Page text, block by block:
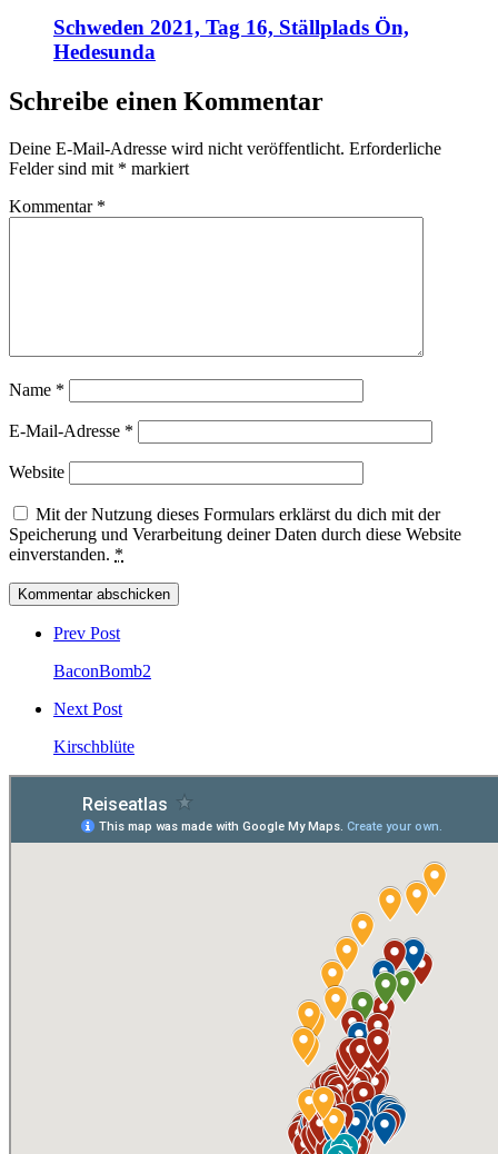
Schweden 2021, Tag 16, Ställplads Ön,
Hedesunda
Schreibe einen Kommentar
Deine E-Mail-Adresse wird nicht veröffentlicht. Erforderliche
Felder sind mit * markiert
Kommentar *
Name *
E-Mail-Adresse *
Website
Mit der Nutzung dieses Formulars erklärst du dich mit der
Speicherung und Verarbeitung deiner Daten durch diese Website
einverstanden. *
Post
comment
Prev Post
BaconBomb2
Next Post
Kirschblüte